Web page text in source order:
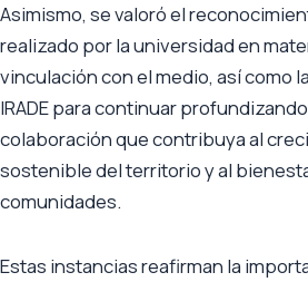
Asimismo, se valoró el
realizado por la universidad en
vinculación con el medio, así como
IRADE para continuar
colaboración que contribuya al
sostenible del territorio y al
comunidades.
Estas instancias reafirman la